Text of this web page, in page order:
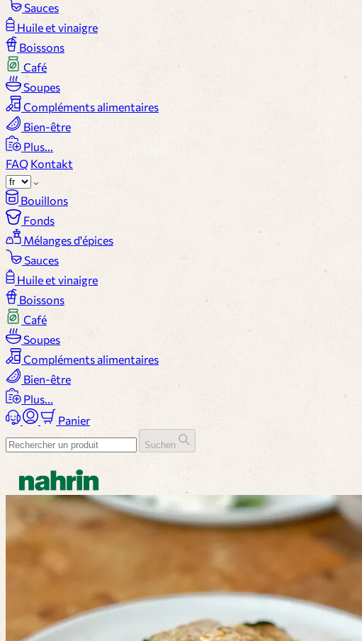
Sauces
Huile et vinaigre
Boissons
Café
Soupes
Compléments alimentaires
Bien-être
Plus...
FAQ Kontakt
Bouillons
Fonds
Mélanges d'épices
Sauces
Huile et vinaigre
Boissons
Café
Soupes
Compléments alimentaires
Bien-être
Plus...
Panier
Suchen